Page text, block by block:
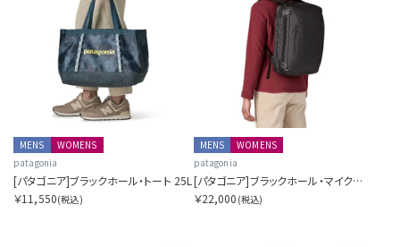
MENS
WOMENS
patagonia
[パタゴニア]ブラックホール・トート 25L
￥11,550(税込)
MENS
WOMENS
patagonia
[パタゴニア]ブラックホール・マイクロ・MLC 22L
￥22,000 (税込)